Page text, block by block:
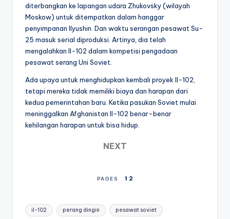
diterbangkan ke lapangan udara Zhukovsky (wilayah
Moskow) untuk ditempatkan dalam hanggar
penyimpanan Ilyushin. Dan waktu serangan pesawat Su-
25 masuk serial diproduksi. Artinya, dia telah
mengalahkan Il-102 dalam kompetisi pengadaan
pesawat serang Uni Soviet.
Ada upaya untuk menghidupkan kembali proyek Il-102,
tetapi mereka tidak memiliki biaya dan harapan dari
kedua pemerintahan baru. Ketika pasukan Soviet mulai
meninggalkan Afghanistan Il-102 benar-benar
kehilangan harapan untuk bisa hidup.
NEXT
PAGES 1 2
Tags:
il-102 perang dingin pesawat soviet